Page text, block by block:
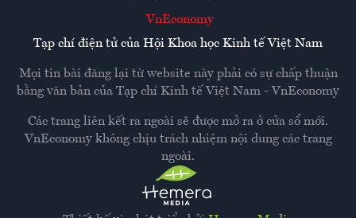
VnEconomy
Tạp chí điện tử của Hội Khoa học Kinh tế Việt Nam
Mọi tin bài đăng lại từ website này phải có sự chấp thuận
bằng văn bản của Tạp chí Kinh tế Việt Nam - VnEconomy
Các trang liên kết ra ngoài sẽ được mở ra ở cửa sổ mới.
VnEconomy không chịu trách nhiệm nội dung các trang
ngoài.